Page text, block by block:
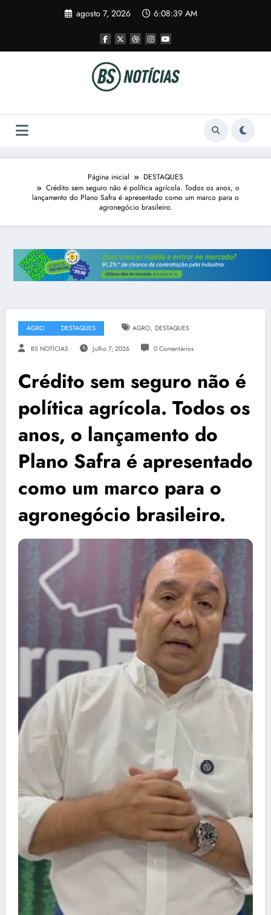
agosto 7, 2026 6:08:40 AM
Página inicial
DESTAQUES
Crédito sem seguro não é política agrícola. Todos os anos, o
lançamento do Plano Safra é apresentado como um marco para o
agronegócio brasileiro.
AGRO DESTAQUES AGRO, DESTAQUES
BS NOTÍCIAS Julho 7, 2026 0 Comentários
Crédito sem seguro não é
política agrícola. Todos os
anos, o lançamento do
Plano Safra é apresentado
como um marco para o
agronegócio brasileiro.